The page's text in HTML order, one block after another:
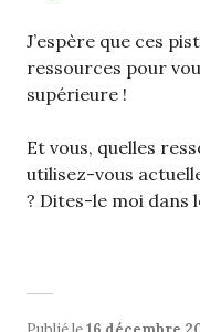
J’espère que ces
ressources pour
supérieure !
Et vous, quelles
utilisez-vous
? Dites-le moi dans